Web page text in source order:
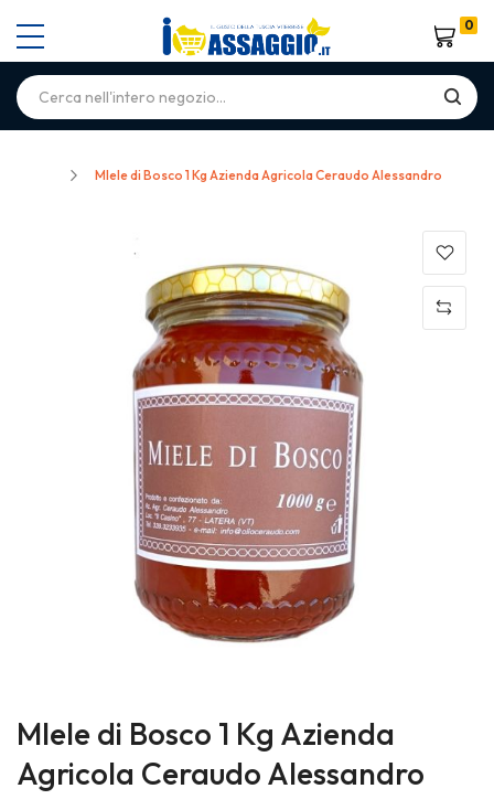
Carrello
0
MIele di Bosco 1 Kg Azienda Agricola Ceraudo Alessandro
to
the
beginning
MIele di Bosco 1 Kg Azienda
Agricola Ceraudo Alessandro